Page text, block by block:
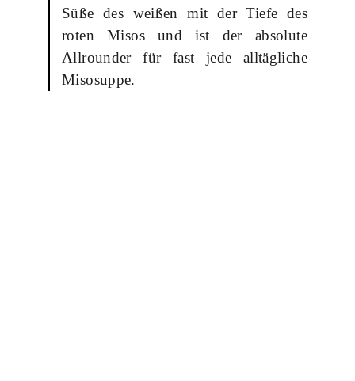
Süße des weißen mit der Tiefe des
roten Misos und ist der absolute
Allrounder für fast jede alltägliche
Misosuppe.